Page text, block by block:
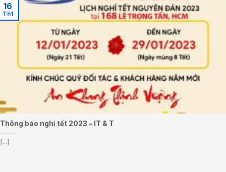
Thông báo nghỉ tết 2023 – IT & T
[...]
16
Th1